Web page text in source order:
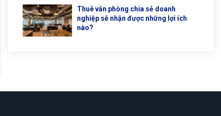
Thuê văn phòng chia sẻ doanh
nghiệp sẽ nhận được những lợi ích
nào?